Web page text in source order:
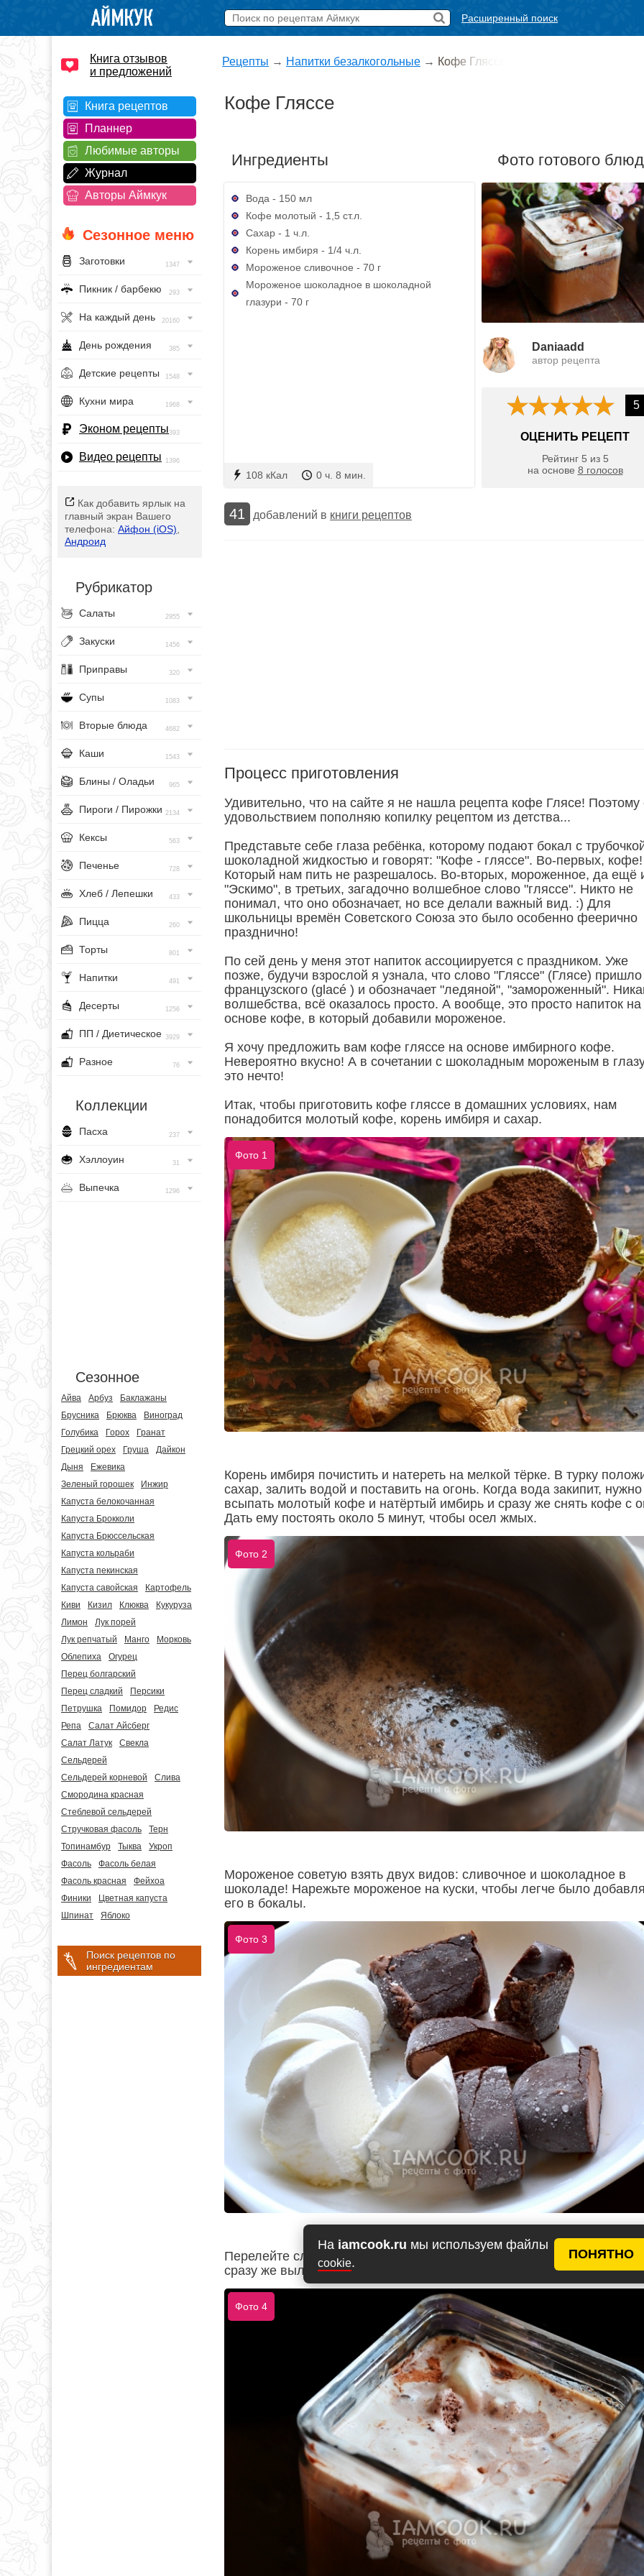
На iamcook.ru мы используем файлы
cookie.
ПОНЯТНО
Расширенный поиск
Книга отзывов
и предложений
Книга рецептов
Планнер
Любимые авторы
Журнал
Авторы Аймкук
Сезонное меню
Заготовки 1347
Пикник / барбекю 293
На каждый день 20160
День рождения 385
Детские рецепты 1548
Кухни мира 1968
Эконом рецепты393
Видео рецепты 1396
Как добавить ярлык на
главный экран Вашего
телефона: Айфон (iOS)
Андроид
Рубрикатор
Салаты 2955
Закуски 1456
Приправы 320
Супы 1083
Вторые блюда 4682
Каши 1543
Блины / Оладьи 965
Пироги / Пирожки 2134
Кексы 563
Печенье 728
Хлеб / Лепешки 433
Пицца 260
Торты 801
Напитки 491
Десерты 1256
ПП / Диетическое 3929
Разное 76
Коллекции
Пасха 237
Хэллоуин 31
Выпечка 1296
Сезонное
Айва Арбуз
Баклажаны
Брусника
Брюква
Виноград
Голубика
Горох
Гранат
Грецкий орех
Груша
Дайкон
Дыня
Ежевика
Зеленый горошек
Инжир
Капуста белокочанная
Капуста Брокколи
Капуста Брюссельская
Капуста кольраби
Капуста пекинская
Капуста савойская
Картофель
Киви
Кизил Клюква
Кукуруза
Лимон
Лук порей
Лук репчатый
Манго
Морковь
Облепиха
Огурец
Перец болгарский
Перец сладкий
Персики
Петрушка
Помидор
Редис
Репа
Салат Айсберг
Салат Латук
Свекла
Сельдерей
Сельдерей корневой
Слива
Смородина красная
Стеблевой сельдерей
Стручковая фасоль
Терн
Топинамбур
Тыква
Укроп
Фасоль
Фасоль белая
Фасоль красная
Фейхоа
Финики
Цветная капуста
Шпинат
Яблоко
Поиск рецептов по
ингредиентам
Рецепты → Напитки безалкогольные → Кофе Гляссе
Кофе Гляссе
Ингредиенты
Вода - 150 мл
Кофе молотый - 1,5 ст.л.
Сахар - 1 ч.л.
Корень имбиря - 1/4 ч.л.
Мороженое сливочное - 70 г
Мороженое шоколадное в шоколадной
глазури - 70 г
108 кКал 0 ч. 8 мин.
Фото готового
Daniaadd
автор рецепта
5
ОЦЕНИТЬ РЕЦЕПТ
Рейтинг 5 из 5
на основе 8 голосов
41 добавлений в книги рецептов
Процесс приготовления
Удивительно, что на сайте я не нашла рецепта кофе Глясе! Поэтому
удовольствием пополняю копилку рецептом из детства...
Представьте себе глаза ребёнка, которому подают бокал с
шоколадной жидкостью и говорят: "Кофе - гляссе". Во-первых, кофе!
Который нам пить не разрешалось. Во-вторых, мороженное, да ещё
"Эскимо", в третьих, загадочно волшебное слово "гляссе". Никто не
понимал, что оно обозначает, но все делали важный вид. :) Для
школьницы времён Советского Союза это было особенно феерично
празднично!
По сей день у меня этот напиток ассоциируется с праздником. Уже
позже, будучи взрослой я узнала, что слово "Гляссе" (Глясе) пришло
французского (glacé ) и обозначает "ледяной", "замороженный".
волшебства, всё оказалось просто. А вообще, это просто напиток на
основе кофе, в который добавили мороженое.
Я хочу предложить вам кофе гляссе на основе имбирного кофе.
Невероятно вкусно! А в сочетании с шоколадным мороженым в
это нечто!
Итак, чтобы приготовить кофе гляссе в домашних условиях, нам
понадобится молотый кофе, корень имбиря и сахар.
Фото 1
Корень имбиря почистить и натереть на мелкой тёрке. В турку
сахар, залить водой и поставить на огонь. Когда вода закипит, нужно
всыпать молотый кофе и натёртый имбирь и сразу же снять кофе с
Дать ему постоять около 5 минут, чтобы осел жмых.
Фото 2
Мороженое советую взять двух видов: сливочное и шоколадное в
шоколаде! Нарежьте мороженое на куски, чтобы легче было
его в бокалы.
Фото 3
Перелейте слегка остывший кофе в бокал, оставляя жмых в турке. И
сразу же выложите в него мороженое. Подают кофе гляссе с
Фото 4